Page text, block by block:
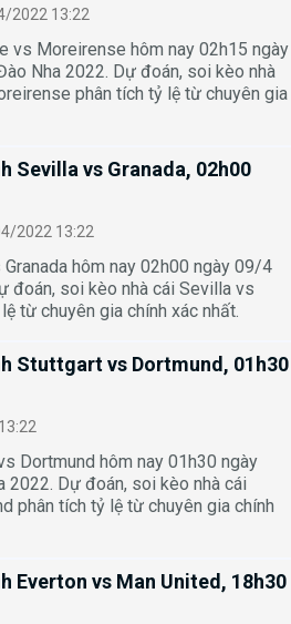
2022 13:22
vs Moreirense hôm nay 02h15 ngày
Nha 2022. Dự đoán, soi kèo nhà
phân tích tỷ lệ từ chuyên gia
Sevilla vs Granada, 02h00
2022 13:22
hôm nay 02h00 ngày 09/4
đoán, soi kèo nhà cái Sevilla vs
từ chuyên gia chính xác nhất.
Stuttgart vs Dortmund, 01h30
Dortmund hôm nay 01h30 ngày
Dự đoán, soi kèo nhà cái
phân tích tỷ lệ từ chuyên gia chính
Everton vs Man United, 18h30